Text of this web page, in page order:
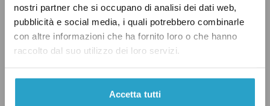
nostri partner che si occupano di analisi dei dati web,
pubblicità e social media, i quali potrebbero combinarle
con altre informazioni che ha fornito loro o che hanno
raccolto dal suo utilizzo dei loro servizi.
Accetta tutti
stato di emergenza fino al 15 ottobre dia
automaticamente al governo la facoltà di
emanare Dpcm in materia sanitaria, e non
questa facoltà del governo infatti non è lo
stato di emergenza ma il decreto-legge. Quindi